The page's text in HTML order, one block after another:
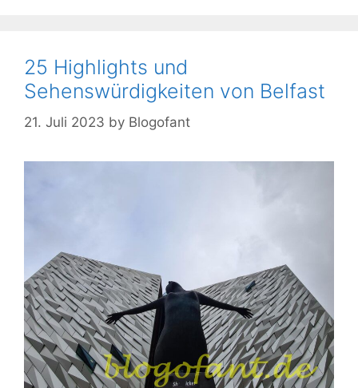
25 Highlights und
Sehenswürdigkeiten von Belfast
21. Juli 2023 by Blogofant